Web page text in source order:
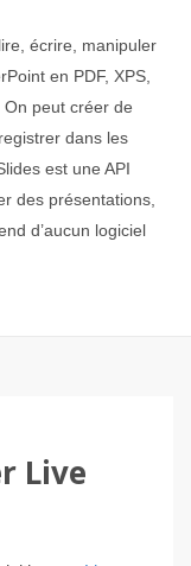
écrire, manipuler
en PDF, XPS,
peut créer de
dans les
est une API
des présentations,
d’aucun logiciel
Live